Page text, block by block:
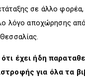
σε άλλο φορέα,
λόγο αποχώρησης
ότι έχει ήδη
για όλα τα